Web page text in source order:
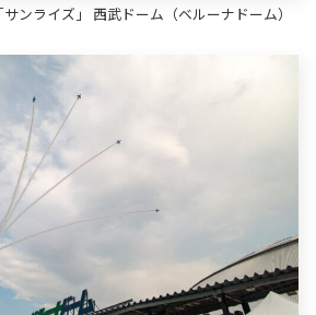
ンライズ」 西武ドーム（ベルーナドーム）